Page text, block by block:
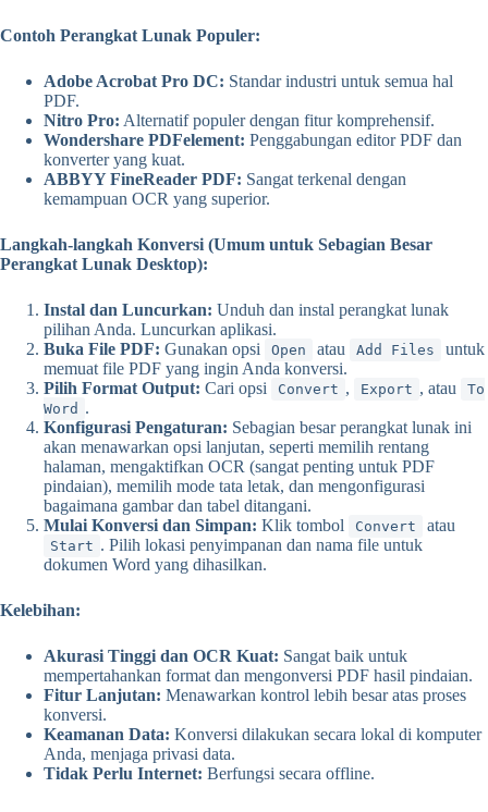
Contoh Perangkat Lunak Populer:
Adobe Acrobat Pro DC: Standar industri untuk semua hal
PDF.
Nitro Pro: Alternatif populer dengan fitur komprehensif.
Wondershare PDFelement: Penggabungan editor PDF dan
konverter yang kuat.
ABBYY FineReader PDF: Sangat terkenal dengan
kemampuan OCR yang superior.
Langkah-langkah Konversi (Umum untuk Sebagian Besar
Perangkat Lunak Desktop):
Instal dan Luncurkan: Unduh dan instal perangkat lunak
pilihan Anda. Luncurkan aplikasi.
Buka File PDF: Gunakan opsi Open atau Add Files
untuk
memuat file PDF yang ingin Anda konversi.
Pilih Format Output: Cari opsi Convert , Export , atau
To
Word .
Konfigurasi Pengaturan: Sebagian besar perangkat lunak ini
akan menawarkan opsi lanjutan, seperti memilih rentang
halaman, mengaktifkan OCR (sangat penting untuk PDF
pindaian), memilih mode tata letak, dan mengonfigurasi
bagaimana gambar dan tabel ditangani.
Mulai Konversi dan Simpan: Klik tombol Convert atau
Start . Pilih lokasi penyimpanan dan nama file untuk
dokumen Word yang dihasilkan.
Kelebihan:
Akurasi Tinggi dan OCR Kuat: Sangat baik untuk
mempertahankan format dan mengonversi PDF hasil pindaian.
Fitur Lanjutan: Menawarkan kontrol lebih besar atas proses
konversi.
Keamanan Data: Konversi dilakukan secara lokal di komputer
Anda, menjaga privasi data.
Tidak Perlu Internet: Berfungsi secara offline.